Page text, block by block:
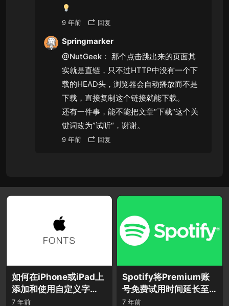
9 年前 回复
Springmarker
@NutGeek： 那个点击跳出来的页面其
实就是直链，只不过HTTP中没有一个下
载的HEAD头，浏览器会自动播放而不是
下载，直接复制这个链接就能下载。
还有一件事，能不能把文章“下载“这个关
键词改为”试听“，谢谢。
9 年前 回复
如何在iPhone或iPad上
添加和使用自定义字
体？
7 年前
Spotify将Premium账
号免费试用时间延长至3
个月！
7 年前